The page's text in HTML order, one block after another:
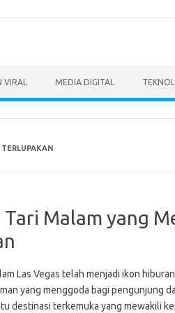
VIRAL MEDIA DIGITAL
Tari Malam yang
Las Vegas telah menjadi ikon
yang menggoda bagi pengunjung
destinasi terkemuka yang mewakili